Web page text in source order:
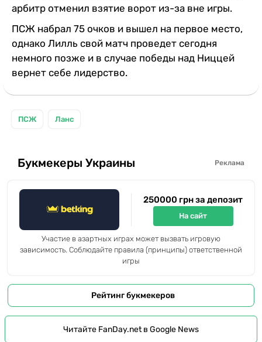
арбитр отменил взятие ворот из-за вне игры.
ПСЖ набрал 75 очков и вышел на первое место,
однако Лилль свой матч проведет сегодня
немного позже и в случае победы над Ниццей
вернет себе лидерство.
ПСЖ Ланс
Букмекеры Украины Реклама
250000 грн за депозит
На сайт
Участие в азартных играх может вызвать игровую
зависимость. Соблюдайте правила (принципы) ответственной
игры
Рейтинг букмекеров
Читайте FanDay.net в Google News